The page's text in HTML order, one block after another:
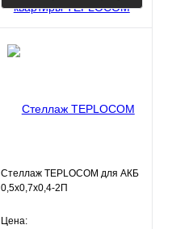
Стеллаж TEPLOCOM для АКБ
0,5х0,7х0,4-2П
Цена: